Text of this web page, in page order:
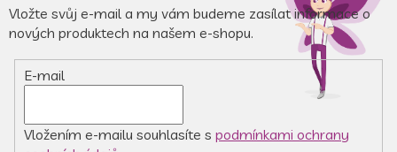
aVložte svůj e-mail a my vám budeme zasílat informace o
nových produktech na našem e-shopu.
E-mail
Vložením e-mailu souhlasíte s podmínkami ochrany